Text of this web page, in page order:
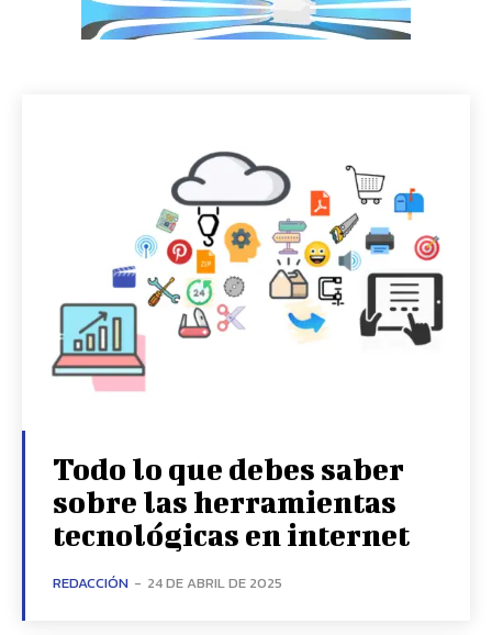
Todo lo que debes saber
sobre las herramientas
tecnológicas en internet
REDACCIÓN - 24 DE ABRIL DE 2025